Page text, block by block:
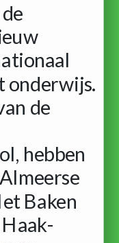
onderwijs.
de
hebben
Baken